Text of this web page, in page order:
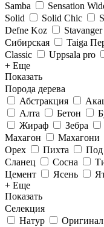
Samba
Sensation
Solid
Solid Chic
Defne Koz
Сибирская
Taiga
Classic
Uppsala pro
+ Еще
Показать
Порода дерева
Абстракция
Алта
Бетон
Жираф
Зебра
Махагон
Махагони
Орех
Пихта Под
Сланец
Сосна
Цемент
Ясень
+ Еще
Показать
Селекция
Натур
Оригинал